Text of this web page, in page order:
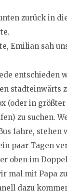
zurück in
Emilian sah
entschieden
stadteinwärts
(oder in
zu suchen.
fahre,
paar Tagen
oben im
mal mit Papa
dazu